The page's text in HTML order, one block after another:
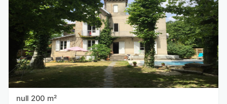
null 200 m²